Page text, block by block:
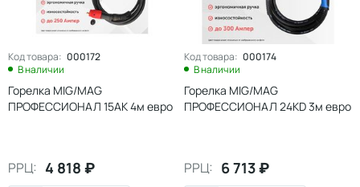
Код товара: 000172
В наличии
Горелка MIG/MAG
ПРОФЕССИОНАЛ 15АК 4м евро
РРЦ: 4 818 ₽
Код товара: 000174
В наличии
Горелка MIG/MAG
ПРОФЕССИОНАЛ 24КD 3м евро
РРЦ: 6 713₽